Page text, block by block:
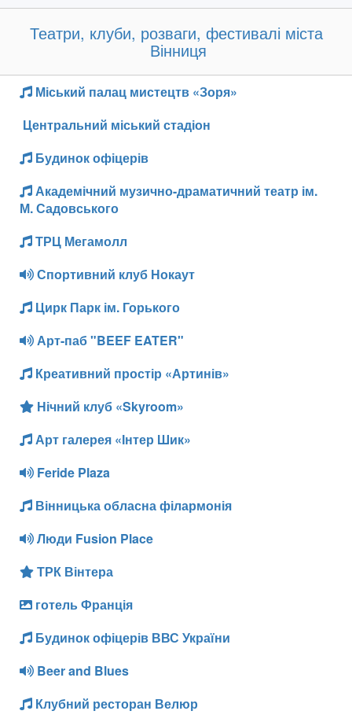
Театри, клуби, розваги, фестивалі міста
Вінниця
Міський палац мистецтв «Зоря»
Центральний міський стадіон
Будинок офіцерів
Академічний музично-драматичний театр ім.
М. Садовського
ТРЦ Мегамолл
Спортивний клуб Нокаут
Цирк Парк ім. Горького
Арт-паб "BEEF EATER"
Креативний простір «Артинів»
Нічний клуб «Skyroom»
Арт галерея «Інтер Шик»
Feride Plaza
Вінницька обласна філармонія
Люди Fusion Place
ТРК Вінтера
готель Франція
Будинок офіцерів ВВС України
Beer and Blues
Клубний ресторан Велюр